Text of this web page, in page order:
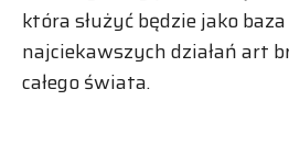
która służyć będzie jako
najciekawszych działań art
całego świata.